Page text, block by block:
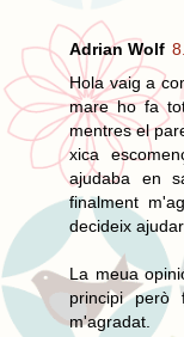
Adrian Wolf
Hola vaig a
mare ho fa
mentres el
xica
ajudaba en
finalment
decideix
La meua
principi però
m'agradat.